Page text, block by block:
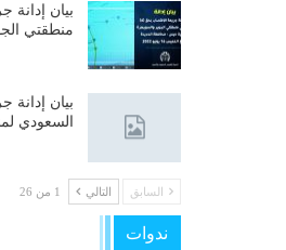
منطقتي
بيان
السعودي
السابق التالي 1 من 26
ندوات